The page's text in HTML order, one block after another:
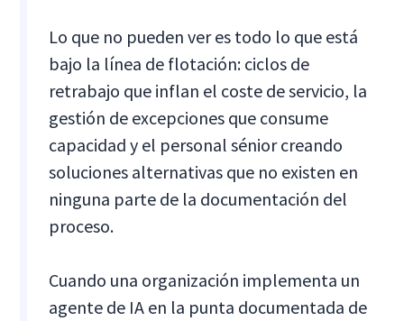
Lo que no pueden ver es todo lo que está
bajo la línea de flotación: ciclos de
retrabajo que inflan el coste de servicio, la
gestión de excepciones que consume
capacidad y el personal sénior creando
soluciones alternativas que no existen en
ninguna parte de la documentación del
proceso.
Cuando una organización implementa un
agente de IA en la punta documentada de